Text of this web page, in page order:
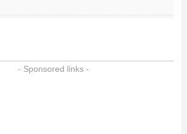
- Sponsored links -